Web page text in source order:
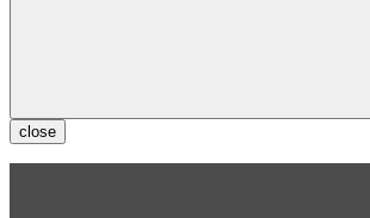
close